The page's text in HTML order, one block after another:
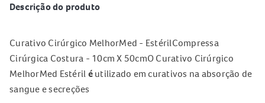
Descrição do produto
Curativo Cirúrgico MelhorMed - EstérilCompressa
Cirúrgica Costura - 10cm X 50cmO Curativo Cirúrgico
MelhorMed Estéril éutilizado em curativos na absorção de
sangue e secreções